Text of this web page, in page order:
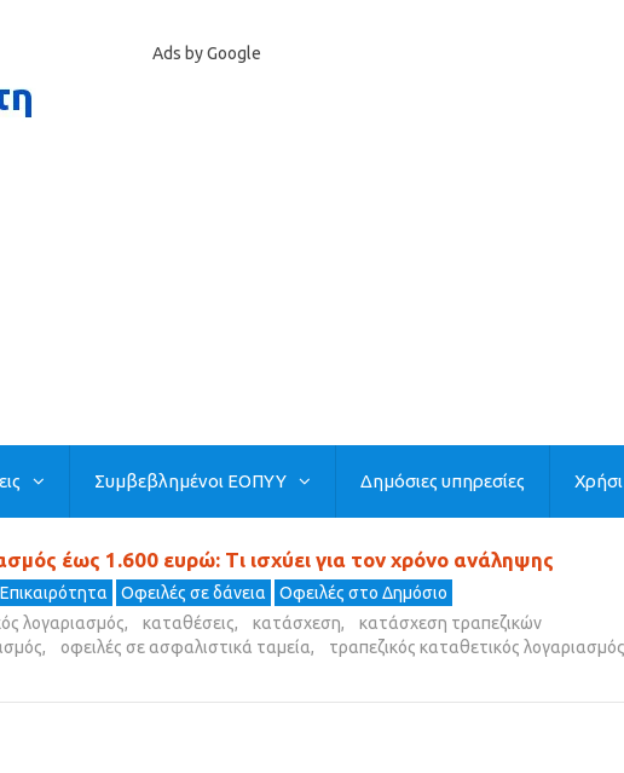
Ads by Google
Συμβεβλημένοι ΕΟΠΥΥ Δημόσιες υπηρεσίες
έως 1.600 ευρώ: Τι ισχύει για τον χρόνο ανάληψης
Οφειλές σε δάνεια
Οφειλές στο Δημόσιο
λογαριασμός, καταθέσεις, κατάσχεση,
κατάσχεση τραπεζικών
, οφειλές σε ασφαλιστικά ταμεία,
τραπεζικός καταθετικός λογαριασμός